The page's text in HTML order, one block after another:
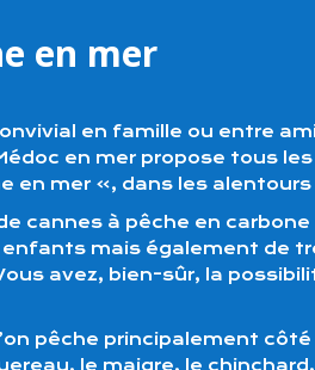
en mer
en famille ou entre
en mer propose tous
en mer », dans les alentours
cannes à pêche en
mais également de
avez, bien-sûr, la
pêche principalement
le maigre, le